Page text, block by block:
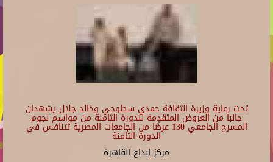
تحت رعاية وزيرة الثقافة حمدي سطوحي وخالد جلال يشهدان
جانبا من العروض المتقدمة للدورة الثامنة من مواسم نجوم
المسرح الجامعي 130 عرضًا من الجامعات المصرية تتنافس في
الدورة الثامنة
مركز ابداع القاهرة